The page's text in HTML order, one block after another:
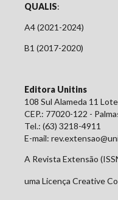
QUALIS:
A4 (2021-2024)
B1 (2017-2020)
Editora Unitins
108 Sul Alameda 11
CEP.: 77020-122 -
Tel.: (63) 3218-4911
E-mail:
A Revista Extensão
uma Licença Creative